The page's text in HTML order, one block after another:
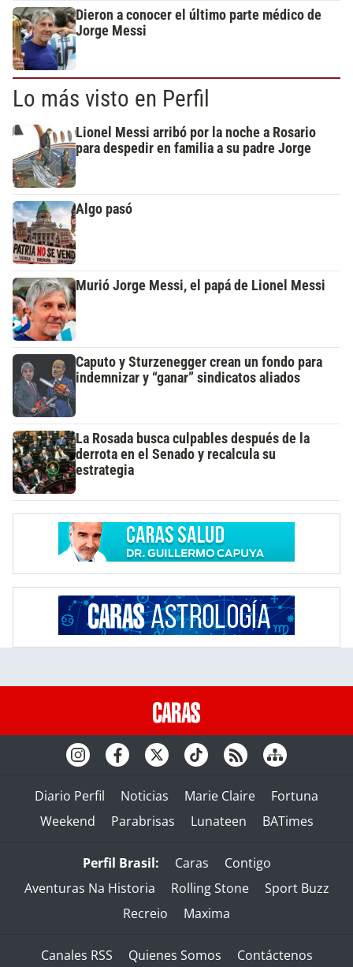
Dieron a conocer el último parte médico de
Jorge Messi
Lo más visto en Perfil
Lionel Messi arribó por la noche a Rosario
para despedir en familia a su padre Jorge
Algo pasó
Murió Jorge Messi, el papá de Lionel Messi
Caputo y Sturzenegger crean un fondo para
indemnizar y “ganar” sindicatos aliados
La Rosada busca culpables después de la
derrota en el Senado y recalcula su
estrategia
Diario Perfil Noticias Marie Claire
Fortuna
Weekend
Parabrisas Lunateen BATimes
Perfil Brasil: Caras
Contigo
Aventuras Na Historia
Rolling Stone
Sport Buzz
Recreio
Maxima
Canales RSS Quienes Somos Contáctenos